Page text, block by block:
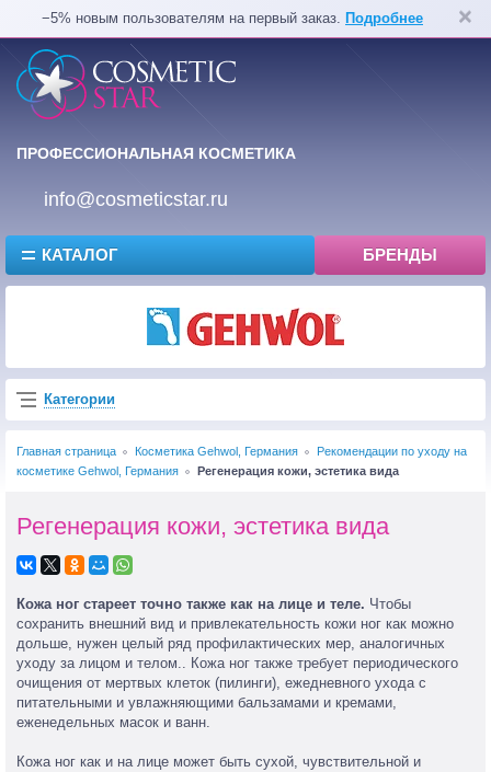
−5% новым пользователям на первый заказ. Подробнее
ПРОФЕССИОНАЛЬНАЯ КОСМЕТИКА
info@cosmeticstar.ru
КАТАЛОГ БРЕНДЫ
Категории
Главная страница Косметика Gehwol, Германия
Рекомендации по уходу на
косметике Gehwol, Германия
Регенерация кожи, эстетика вида
Регенерация кожи, эстетика вида
Кожа ног стареет точно также как на лице и теле. Чтобы
сохранить внешний вид и привлекательность кожи ног как можно
дольше, нужен целый ряд профилактических мер, аналогичных
уходу за лицом и телом.. Кожа ног также требует периодического
очищения от мертвых клеток (пилинги), ежедневного ухода с
питательными и увлажняющими бальзамами и кремами,
еженедельных масок и ванн.
Кожа ног как и на лице может быть сухой, чувствительной и